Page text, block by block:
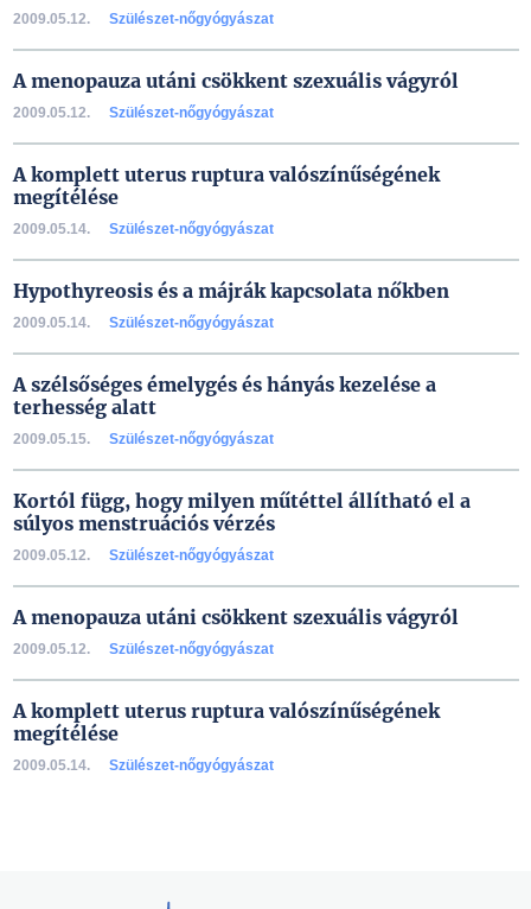
2009.05.12. Szülészet-nőgyógyászat
A menopauza utáni csökkent szexuális vágyról
2009.05.12. Szülészet-nőgyógyászat
A komplett uterus ruptura valószínűségének
megítélése
2009.05.14. Szülészet-nőgyógyászat
Hypothyreosis és a májrák kapcsolata nőkben
2009.05.14. Szülészet-nőgyógyászat
A szélsőséges émelygés és hányás kezelése a
terhesség alatt
2009.05.15. Szülészet-nőgyógyászat
Kortól függ, hogy milyen műtéttel állítható el a
súlyos menstruációs vérzés
2009.05.12. Szülészet-nőgyógyászat
A menopauza utáni csökkent szexuális vágyról
2009.05.12. Szülészet-nőgyógyászat
A komplett uterus ruptura valószínűségének
megítélése
2009.05.14. Szülészet-nőgyógyászat